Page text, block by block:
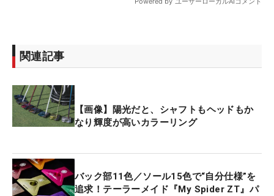
関連記事
【画像】陽光だと、シャフトもヘッドもか
なり輝度が高いカラーリング
バック部11色／ソール15色で“自分仕様”を
追求！テーラーメイド『My Spider ZT』パ